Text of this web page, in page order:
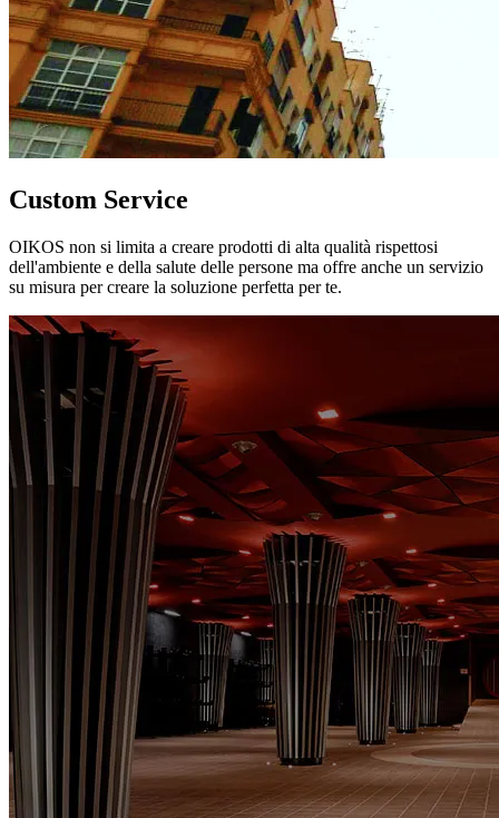
Custom Service
OIKOS non si limita a creare prodotti di alta qualità rispettosi
dell'ambiente e della salute delle persone ma offre anche un servizio
su misura per creare la soluzione perfetta per te.